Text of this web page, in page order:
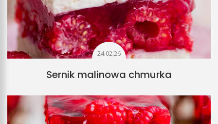
24.02.26
Sernik malinowa chmurka